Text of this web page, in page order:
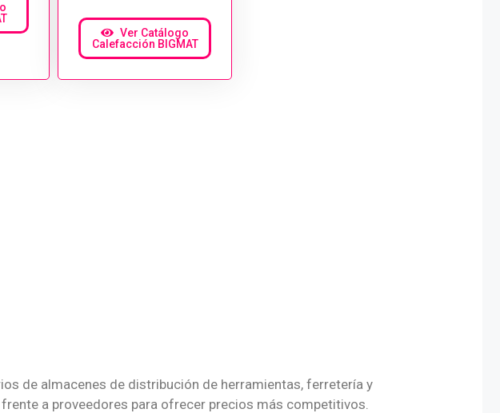
Ver Catálogo
Calefacción BIGMAT
de almacenes de distribución de herramientas, ferretería y
a proveedores para ofrecer precios más competitivos.